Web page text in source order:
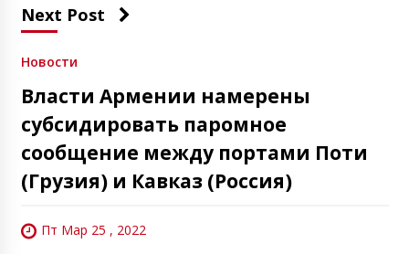
Next Post
Новости
Власти Армении намерены
субсидировать паромное
сообщение между портами Поти
(Грузия) и Кавказ (Россия)
Пт Мар 25 , 2022